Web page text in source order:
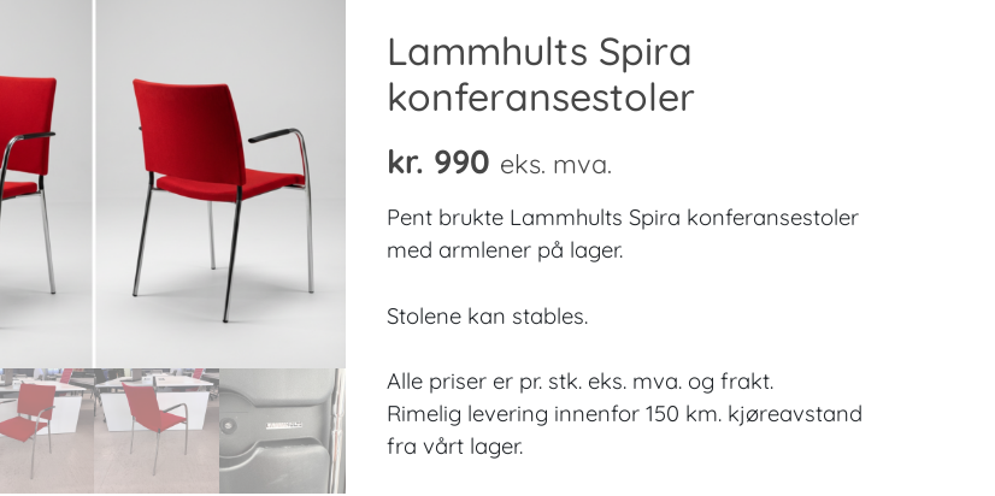
Lammhults Spira
konferansestoler
kr. 990 eks. mva.
Pent brukte Lammhults Spira konferansestoler
med armlener på lager.
Stolene kan stables.
Alle priser er pr. stk. eks. mva. og frakt.
Rimelig levering innenfor 150 km. kjøreavstand
fra vårt lager.